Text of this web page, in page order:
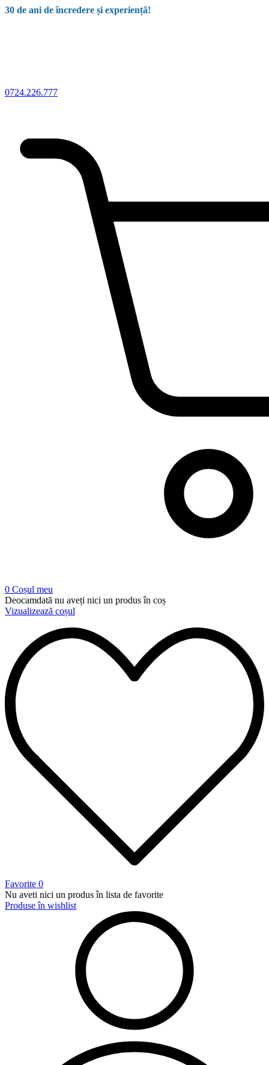
30 de ani de încredere și experiență!
0724.226.777
0 Coșul meu
Deocamdată nu aveți nici un produs în coș
Vizualizează coșul
Favorite 0
Nu aveti nici un produs în lista de favorite
Produse în wishlist